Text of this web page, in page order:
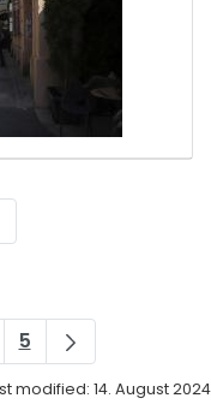
Page
5
modified: 14. August 2024